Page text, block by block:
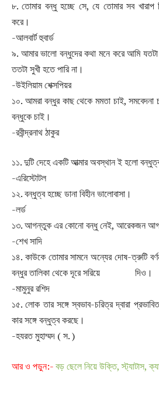
৮. তোমার বন্ধু হচ্ছে সে, যে তোমার সব
করে।
-আলবার্ট হুবার্ড
৯. আমার ভালো বন্ধুদের কথা মনে করে আমি
ততটা সুখী হতে পারি না।
-উইলিয়াম শেক্সপিয়র
১০. আমরা বন্ধুর কাছ থেকে মমতা চাই,
বন্ধুকে চাই।
-রবীন্দ্রনাথ ঠাকুর
১১. দুটি দেহে একটি আত্মার অবস্থান ই হলো
-এরিস্টোটল
১২. বন্ধুত্ব হচ্ছে ডানা বিহীন ভালোবাসা।
-লর্ড
১৩. আগন্তুক এর কোনো বন্ধু নেই, আরেকজন
-শেখ সাদি
১৪. কাউকে তোমার সামনে অন্যের দোষ-ত্রুটি
বন্ধুর তালিকা থেকে দূরে সরিয়ে দিও।
-মামুনুর রশিদ
১৫. লোক তার সঙ্গে স্বভাব-চরিত্র দ্বারা
কার সঙ্গে বন্ধুত্ব করছে।
-হযরত মুহাম্মদ ( স. )
আর ও পড়ুন:-বড় ছেলে নিয়ে উক্তি, স্ট্যাটাস,